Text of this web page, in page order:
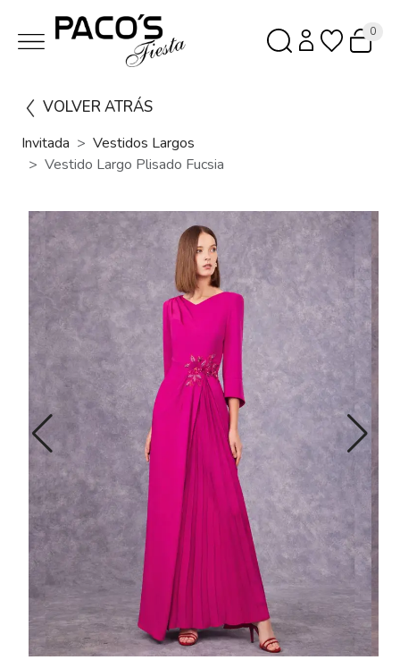
0
VOLVER ATRÁS
Invitada
Vestidos Largos
Vestido Largo Plisado Fucsia